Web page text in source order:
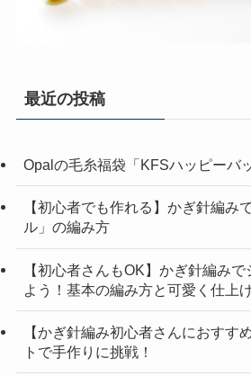
最近の投稿
Opalの毛糸福袋「KFSハッピーバ
【初心者でも作れる】かぎ針編み
ル」の編み方
【初心者さんもOK】かぎ針編み
よう！基本の編み方と可愛く仕上
【かぎ針編み初心者さんにおすす
トで手作りに挑戦！